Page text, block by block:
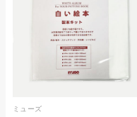
ミューズ